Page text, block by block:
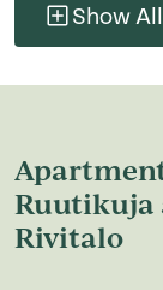
Show All
Ruutikuja
Rivitalo